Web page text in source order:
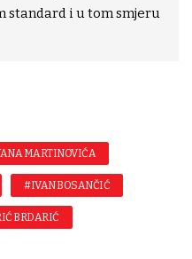
standard i u tom smjeru
MARTINOVIĆA
#IVAN BOSANČIĆ
BRDARIĆ